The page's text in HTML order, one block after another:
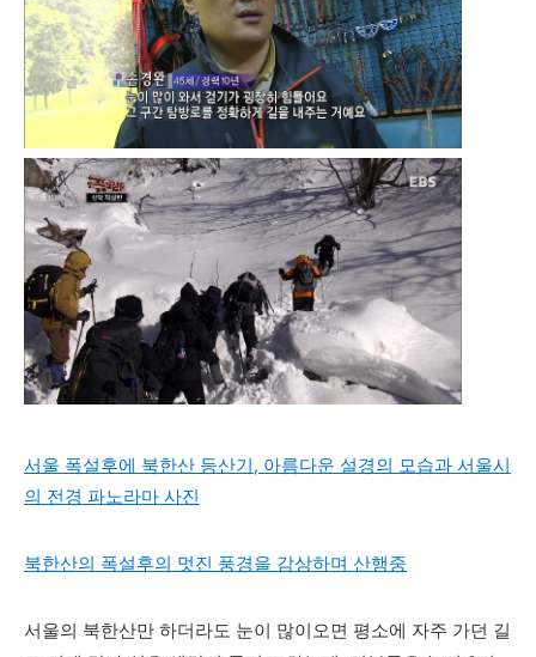
서울 폭설후에 북한산 등산기, 아름다운 설경의 모습과 서울시
의 전경 파노라마 사진
북한산의 폭설후의 멋진 풍경을 감상하며 산행중
서울의 북한산만 하더라도 눈이 많이오면 평소에 자주 가던 길